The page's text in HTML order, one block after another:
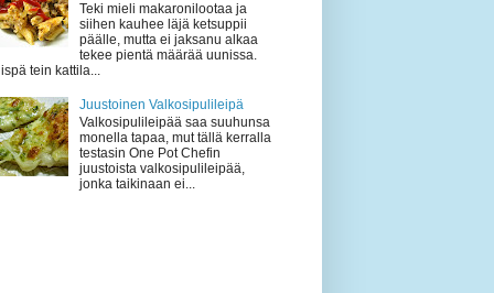
Teki mieli makaronilootaa ja
siihen kauhee läjä ketsuppii
päälle, mutta ei jaksanu alkaa
tekee pientä määrää uunissa.
tein kattila...
Juustoinen Valkosipulileipä
Valkosipulileipää saa suuhunsa
monella tapaa, mut tällä kerralla
testasin One Pot Chefin
juustoista valkosipulileipää,
jonka taikinaan ei...